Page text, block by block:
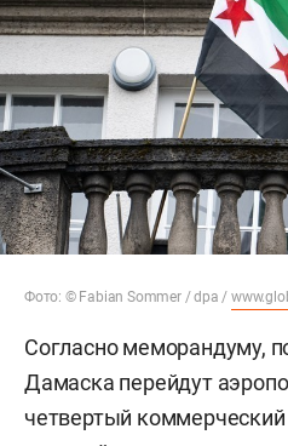
Фото: © Fabian Sommer / dpa /
Согласно меморандуму,
Дамаска перейдут
четвертый коммерческий